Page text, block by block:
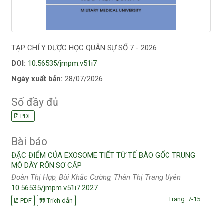
TẠP CHÍ Y DƯỢC HỌC QUÂN SỰ SỐ 7 - 2026
DOI: 10.56535/jmpm.v51i7
Ngày xuất bản: 28/07/2026
Số đầy đủ
PDF
Bài báo
ĐẶC ĐIỂM CỦA EXOSOME TIẾT TỪ TẾ BÀO GỐC TRUNG
MÔ DÂY RỐN SƠ CẤP
Đoàn Thị Hợp, Bùi Khắc Cường, Thân Thị Trang Uyên
10.56535/jmpm.v51i7.2027
PDF Trích dẫn Trang: 7-15